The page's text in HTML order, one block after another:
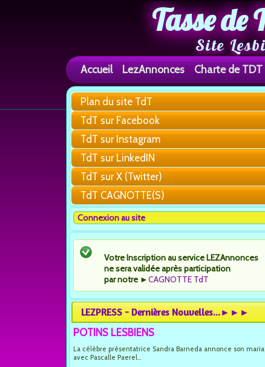
Tasse de
Site
Accueil LezAnnonces Charte de TDT
Plan du site TdT
TdT sur Facebook
TdT sur Instagram
TdT sur LinkedIN
TdT sur X (Twitter)
TdT CAGNOTTE(S)
Connexion au site
Votre Inscription au service LEZAnnonces
ne sera validée après participation
par notre ►CAGNOTTE TdT
LEZPRESS - Dernières Nouvelles...►►►
POTINS LESBIENS
La célèbre présentatrice Sandra Barneda annonce son
avec Pascalle Paerel...